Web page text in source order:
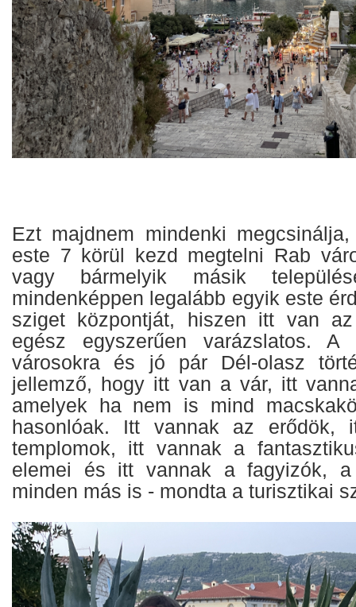
Ezt majdnem mindenki
este 7 körül kezd megtelni Rab
vagy bármelyik másik
mindenképpen legalább egyik este
sziget központját, hiszen itt van
egész egyszerűen varázslatos. A
városokra és jó pár Dél-olasz
jellemző, hogy itt van a vár, itt
amelyek ha nem is mind
hasonlóak. Itt vannak az erődök,
templomok, itt vannak a
elemei és itt vannak a fagyizók,
minden más is - mondta a turisztikai